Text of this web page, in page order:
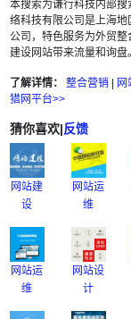
本搜索为谦行科技内部搜
络科技有限公司是上海地
公司，特色服务为外贸
建设网站带来流量和询盘。
了解详情： 整合营销 网
猎网平台>>
猜你喜欢|反馈
网站建
设
网站运
维
网站运
维
网站设
计